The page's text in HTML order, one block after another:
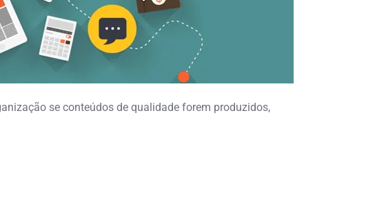
se conteúdos de qualidade forem produzidos,